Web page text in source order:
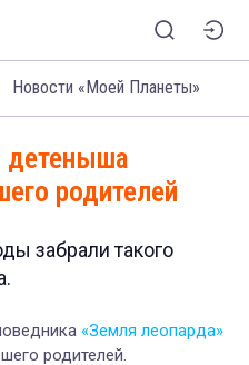
Новости «Моей Планеты»
детеныша
родителей
забрали такого
«Земля леопарда»
родителей.